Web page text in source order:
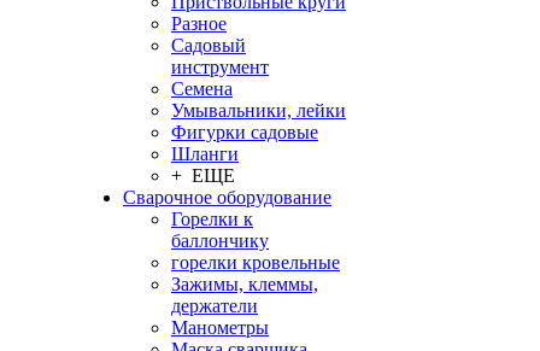
Разное
Садовый
инструмент
Семена
Умывальники, лейки
Фигурки садовые
Шланги
+ ЕЩЕ
Сварочное оборудование
Горелки к
баллончику
горелки кровельные
Зажимы, клеммы,
держатели
Манометры